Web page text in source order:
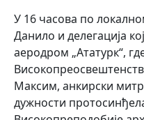
У 16 часова по
Данило и делегација
аеродром „Ататурк“,
Максим, анкирски
дужности